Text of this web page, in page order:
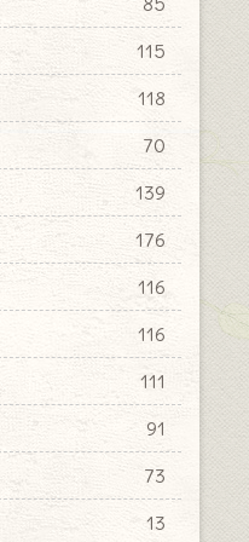
115
118
70
139
176
116
116
111
91
73
13